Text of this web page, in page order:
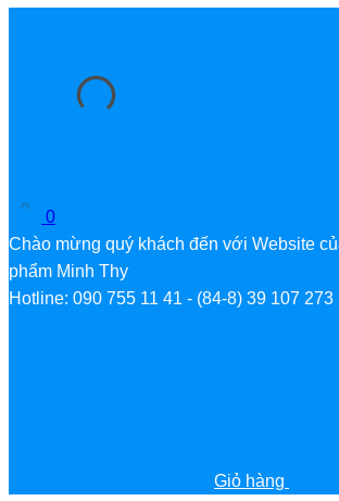
0
Chào mừng quý khách đến với Website
phẩm Minh Thy
Hotline: 090 755 11 41 - (84-8) 39 107 273
Giỏ hàng